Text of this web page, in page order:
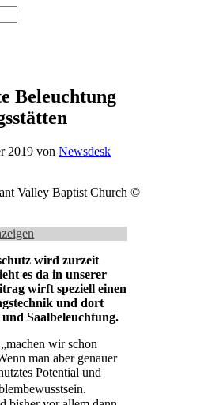
Beleuchtung
2019 von Newsdesk
Valley Baptist Church ©
wird zurzeit
es da in unserer
wirft speziell einen
und dort
Saalbeleuchtung.
wir schon
man aber genauer
Potential und